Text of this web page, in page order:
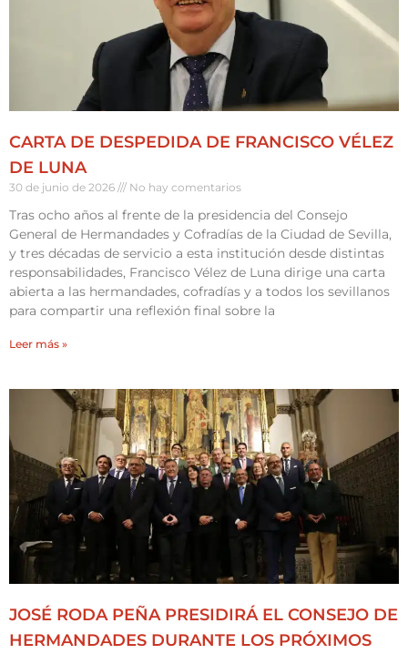
CARTA DE DESPEDIDA DE FRANCISCO VÉLEZ
DE LUNA
30 de junio de 2026 No hay comentarios
Tras ocho años al frente de la presidencia del Consejo
General de Hermandades y Cofradías de la Ciudad de Sevilla,
y tres décadas de servicio a esta institución desde distintas
responsabilidades, Francisco Vélez de Luna dirige una carta
abierta a las hermandades, cofradías y a todos los sevillanos
para compartir una reflexión final sobre la
Leer más »
JOSÉ RODA PEÑA PRESIDIRÁ EL CONSEJO DE
HERMANDADES DURANTE LOS PRÓXIMOS